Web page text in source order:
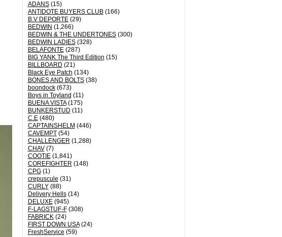
ADANS(15)
ANTIDOTE BUYERS CLUB(166)
B.V DEPORTE(29)
BEDWIN (1,266)
BEDWIN & THE UNDERTONES(300)
BEDWIN LADIES(328)
BELAFONTE(287)
BIG YANK The Third Edition (15)
BILLBOARD (21)
Black Eye Patch (134)
BONES AND BOLTS(38)
boondock(673)
Boys in Toyland (11)
BUENA VISTA(175)
BUNKERSTUD (11)
C.E(480)
CAPTAINSHELM (446)
CAVEMPT(54)
CHALLENGER (1,288)
CHAV(7)
COOTIE(1,841)
COREFIGHTER (148)
CPG(1)
crepuscule (31)
CURLY(88)
Delivery Hells(14)
DELUXE(945)
F-LAGSTUF-F(308)
FABRICK(24)
FIRST DOWN USA(24)
FreshService (59)